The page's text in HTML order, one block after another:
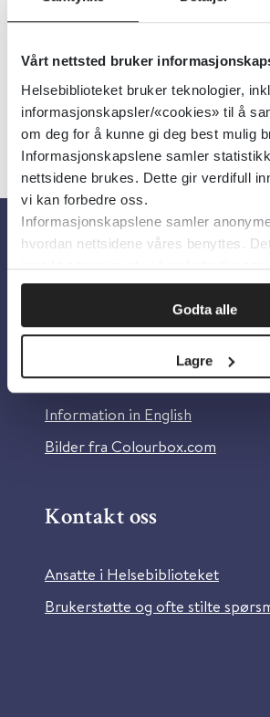
Vårt nettsted bruker
Helsebiblioteket bruker teknologier,
informasjonskapsler/«cookies» til å
om deg for å kunne gi deg best mulig
Informasjonskapslene samler
nettsidene brukes. Dette gir verdifull
vi kan forbedre oss.
Informasjonskapslene samler
hvordan nettsidene våres benyttes.
innsikt som gjør at vi kan forbedre oss.
Godta alle
Lagre
Filter
1 Treff
Om oss
Om Helsebiblioteket
Personvern og
Tilgjengelighetserklæring
Information in English
Bilder fra Colourbox.com
Kontakt oss
Ansatte i Helsebiblioteket
Brukerstøtte og ofte stilte